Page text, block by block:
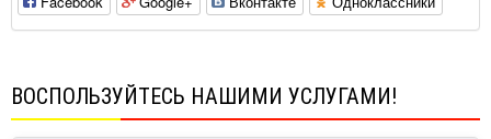
ВОСПОЛЬЗУЙТЕСЬ НАШИМИ УСЛУГАМИ!